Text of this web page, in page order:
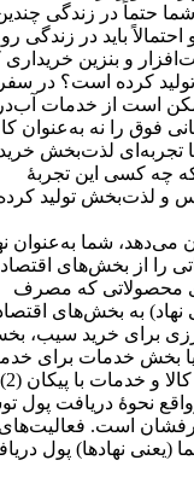
شما حتماً در زندگی
باید در زندگی
و بنزین خریداری
تولید کرده است؟ در
است از خدمات
فوق را نه به‌عنوان
تجربه‌ای لذت‌بخش
چه کسی این تجربۀ
و لذت‌بخش تولید
فوق نشان می‌دهد، شما به‌عنوان
را از بخش‌های
محصولاتی که مصرف
نهاد) به بخش‌های
برای خرید سیب،
یا بخش خدمات برای
نحوۀ دریافت پول
است.
(یعنی نهادها) پول